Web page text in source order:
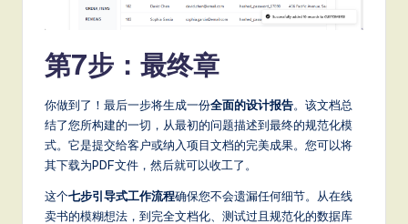
第7步：最终章
你做到了！最后一步将生成一份全面的设计报告。该文档总
结了您所构建的一切，从最初的问题描述到最终的规范化模
式。它是提交给客户或纳入项目文档的完美成果。您可以将
其下载为PDF文件，然后就可以收工了。
这个七步引导式工作流程确保您不会遗漏任何细节。从在线
卖书的模糊想法，到完全文档化、测试过且规范化的数据库